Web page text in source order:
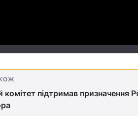
комітет підтримав призначення